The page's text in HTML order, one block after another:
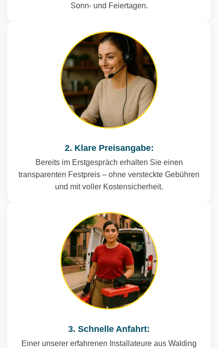
Sonn- und Feiertagen.
2. Klare Preisangabe:
Bereits im Erstgespräch erhalten Sie einen
transparenten Festpreis – ohne versteckte Gebühren
und mit voller Kostensicherheit.
3. Schnelle Anfahrt:
Einer unserer erfahrenen Installateure aus Walding